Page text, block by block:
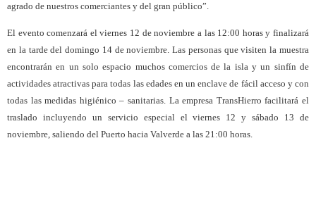
agrado de nuestros comerciantes y del gran público”.
El evento comenzará el viernes 12 de noviembre a las 12:00 horas y finalizará
en la tarde del domingo 14 de noviembre. Las personas que visiten la muestra
encontrarán en un solo espacio muchos comercios de la isla y un sinfín de
actividades atractivas para todas las edades en un enclave de fácil acceso y con
todas las medidas higiénico – sanitarias. La empresa TransHierro facilitará el
traslado incluyendo un servicio especial el viernes 12 y sábado 13 de
noviembre, saliendo del Puerto hacia Valverde a las 21:00 horas.